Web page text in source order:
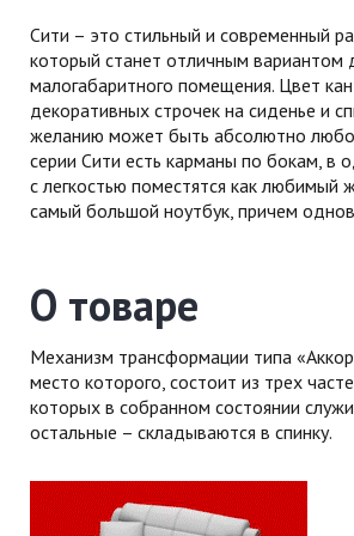
Сити – это стильный и современный
который станет отличным вариантом
малогабаритного помещения. Цвет
декоративных строчек на сиденье и
желанию может быть абсолютно
серии Сити есть карманы по бокам, в
с легкостью поместятся как любимый
самый большой ноутбук, причем
О товаре
Механизм трансформации типа
место которого, состоит из трех
которых в собранном состоянии
остальные – складываются в спинку.